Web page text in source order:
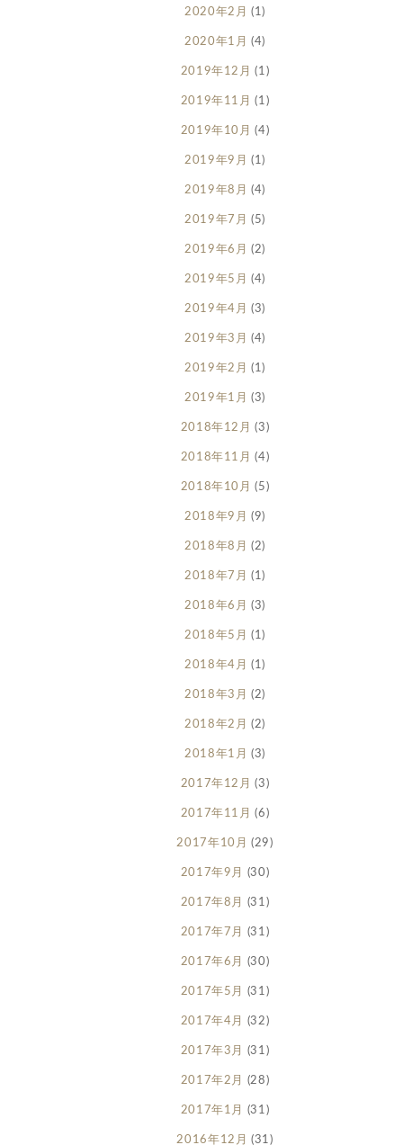
2020年2月 (1)
2020年1月 (4)
2019年12月 (1)
2019年11月 (1)
2019年10月 (4)
2019年9月 (1)
2019年8月 (4)
2019年7月 (5)
2019年6月 (2)
2019年5月 (4)
2019年4月 (3)
2019年3月 (4)
2019年2月 (1)
2019年1月 (3)
2018年12月 (3)
2018年11月 (4)
2018年10月 (5)
2018年9月 (9)
2018年8月 (2)
2018年7月 (1)
2018年6月 (3)
2018年5月 (1)
2018年4月 (1)
2018年3月 (2)
2018年2月 (2)
2018年1月 (3)
2017年12月 (3)
2017年11月 (6)
2017年10月 (29)
2017年9月 (30)
2017年8月 (31)
2017年7月 (31)
2017年6月 (30)
2017年5月 (31)
2017年4月 (32)
2017年3月 (31)
2017年2月 (28)
2017年1月 (31)
2016年12月 (31)